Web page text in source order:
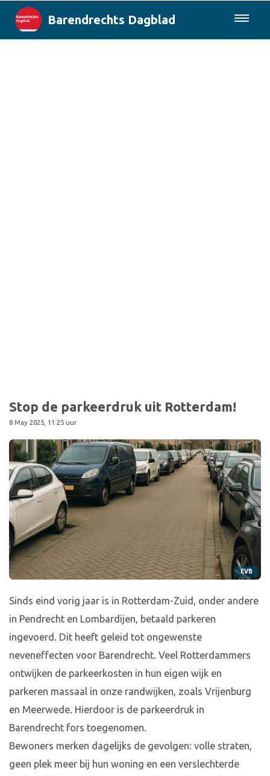
Barendrechts Dagblad
Stop de parkeerdruk uit Rotterdam!
8 May 2025, 11:25 uur
EVB
Sinds eind vorig jaar is in Rotterdam-Zuid, onder andere
in Pendrecht en Lombardijen, betaald parkeren
ingevoerd. Dit heeft geleid tot ongewenste
neveneffecten voor Barendrecht. Veel Rotterdammers
ontwijken de parkeerkosten in hun eigen wijk en
parkeren massaal in onze randwijken, zoals Vrijenburg
en Meerwede. Hierdoor is de parkeerdruk in
Barendrecht fors toegenomen.
Bewoners merken dagelijks de gevolgen: volle straten,
geen plek meer bij hun woning en een verslechterde